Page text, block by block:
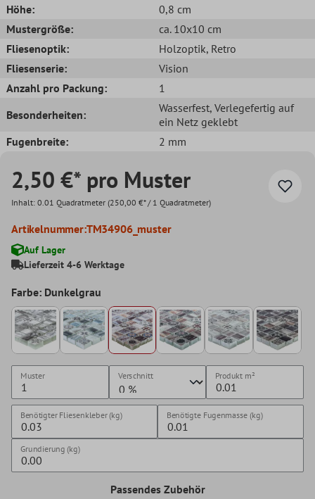
Höhe:
0,8 cm
Mustergröße:
ca. 10x10 cm
Fliesenoptik:
Holzoptik, Retro
Fliesenserie:
Vision
Anzahl pro Packung:
1
Besonderheiten:
Wasserfest, Verlegefertig auf
ein Netz geklebt
Fugenbreite:
2 mm
2,50 €* pro Muster
Inhalt: 0.01 Quadratmeter (250,00 €* / 1 Quadratmeter)
Artikelnummer:TM34906_muster
Auf Lager
Lieferzeit 4-6 Werktage
Farbe: Dunkelgrau
Muster Verschnitt Produkt m²
Benötigter Fliesenkleber (kg) Benötigte Fugenmasse (kg)
Grundierung (kg)
Passendes Zubehör